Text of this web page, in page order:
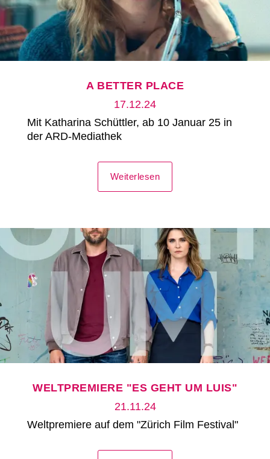
A BETTER PLACE
17.12.24
Mit Katharina Schüttler, ab 10 Januar 25 in
der ARD-Mediathek
Weiterlesen
WELTPREMIERE "ES GEHT UM LUIS"
21.11.24
Weltpremiere auf dem "Zürich Film Festival"